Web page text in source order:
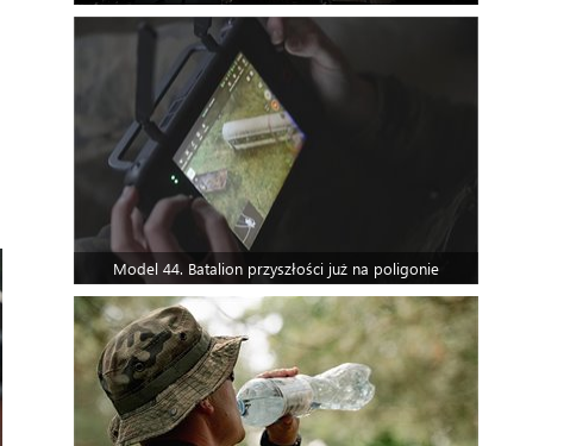
Model 44. Batalion przyszłości już na poligonie